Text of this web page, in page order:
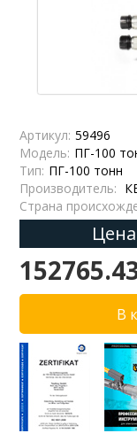
Артикул: 59496
Модель: ПГ-100
Тип: ПГ-100 тонн
Производитель:
Страна